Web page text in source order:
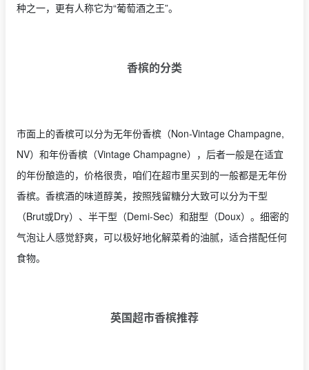
种之一，更有人称它为“葡萄酒之王”。
香槟的分类
市面上的香槟可以分为无年份香槟（Non-Vintage Champagne,
NV）和年份香槟（Vintage Champagne），后者一般是在适宜
的年份酿造的，价格很贵，咱们在超市里买到的一般都是无年份
香槟。香槟酒的味道醇美，按照残留糖分大致可以分为干型
（Brut或Dry）、半干型（Demi-Sec）和甜型（Doux）。细密的
气泡让人感觉舒爽，可以极好地化解菜肴的油腻，适合搭配任何
食物。
英国超市香槟推荐